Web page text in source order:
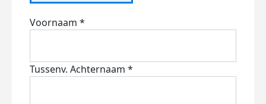
Voornaam *
Tussenv. Achternaam *